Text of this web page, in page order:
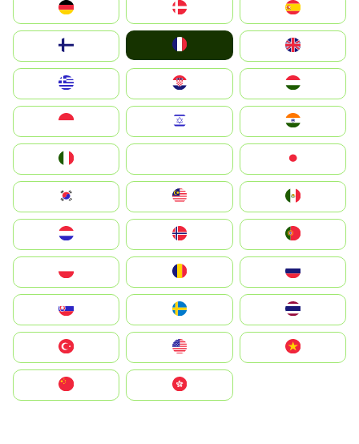
Deutschland
United Kingdom
Magyarország
South Korea
United States
中國香港特別行政區